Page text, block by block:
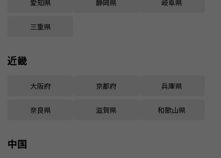
愛知県 静岡県 岐阜県
三重県
近畿
大阪府 京都府 兵庫県
奈良県 滋賀県 和歌山県
中国